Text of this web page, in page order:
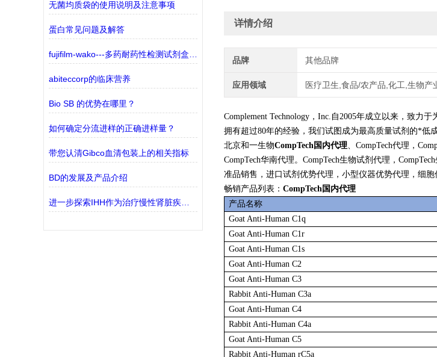
无菌均质袋的使用说明及注意事项
蛋白常见问题及解答
abiteccorp的临床营养
Bio SB 的优势在哪里？
如何确定分流进样的正确进样量？
带您认清Gibco血清包装上的相关指标
BD的发展及产品介绍
进一步探索IHH作为治疗慢性肾脏疾病(CKD)的潜在靶点
详情介绍
品牌 其他品牌
应用领域 医疗卫生,食品/农产品,化工,生物产
Complement Technology，Inc.自2005年成立以来，致力
拥有超过80年的经验，我们试图成为最高质量试剂的*低
北京和一生物CompTech国内代理、CompTech代理，
CompTech华南代理。CompTech生物试剂代理，
准品销售，进口试剂优势代理，小型仪器优势代理，细胞
畅销产品列表： CompTech国内代理
产品名称
Goat Anti-Human C1q
Goat Anti-Human C1r
Goat Anti-Human C1s
Goat Anti-Human C2
Goat Anti-Human C3
Rabbit Anti-Human C3a
Goat Anti-Human C4
Rabbit Anti-Human C4a
Goat Anti-Human C5
Rabbit Anti-Human rC5a